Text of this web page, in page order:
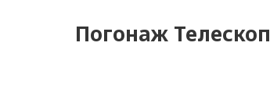
Погонаж Телескоп